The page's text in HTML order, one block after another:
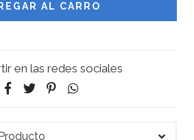
en las redes sociales